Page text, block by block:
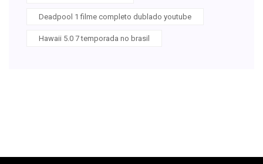
Deadpool 1 filme completo dublado youtube
Hawaii 5.0 7 temporada no brasil